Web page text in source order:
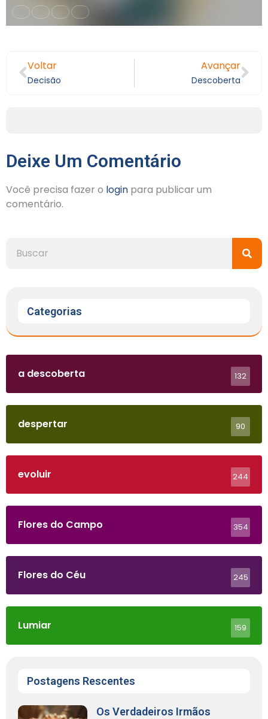
Voltar
Decisão
Avançar
Descoberta
Deixe Um Comentário
Você precisa fazer o login para publicar um
comentário.
Categorias
a descoberta 132
despertar 90
evoluir 244
Flores do Campo 354
Flores do Céu 245
Lumiar 159
Postagens Rescentes
Os Verdadeiros Irmãos